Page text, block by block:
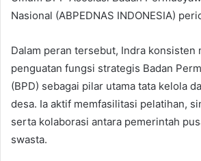
Nasional (ABPEDNAS INDONESIA)
Dalam peran tersebut, Indra konsisten
penguatan fungsi strategis Badan
(BPD) sebagai pilar utama tata kelola
desa. Ia aktif memfasilitasi pelatihan,
serta kolaborasi antara pemerintah
swasta.